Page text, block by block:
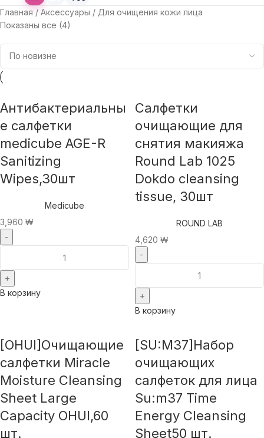
Главная Аксессуары
Для очищения кожи лица
Показаны все (4)
Антибактериальны
е салфетки
medicube AGE-R
Sanitizing
Wipes,30шт
Medicube
3,960 ₩
В корзину
Салфетки
очищающие для
снятия макияжа
Round Lab 1025
Dokdo cleansing
tissue, 30шт
ROUND LAB
4,620 ₩
В корзину
[OHUI]Очищающие
салфетки Miracle
Moisture Cleansing
Sheet Large
Capacity OHUI,60
шт.
[SU:M37]Набор
очищающих
салфеток для лица
Su:m37 Time
Energy Cleansing
Sheet50 шт.